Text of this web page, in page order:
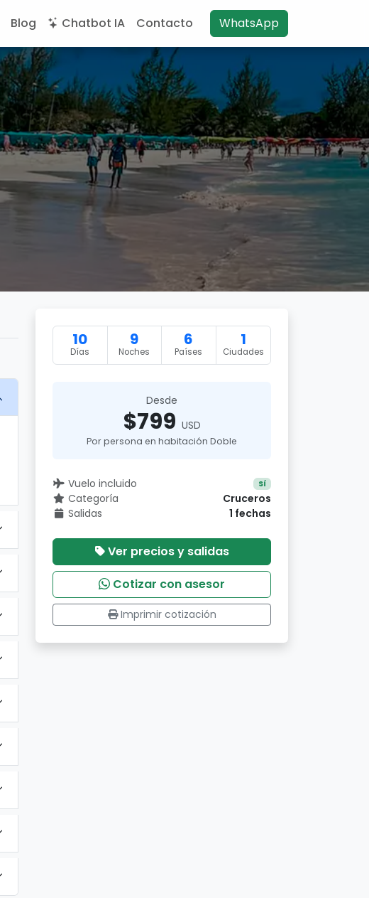
Blog Chatbot IA Contacto WhatsApp
10
Días
9
Noches
6
Países
1
Ciudades
Desde
$799 USD
Por persona en habitación Doble
Vuelo incluido Sí
Categoría
Cruceros
Salidas
1 fechas
Ver precios y salidas
Cotizar con asesor
Imprimir cotización